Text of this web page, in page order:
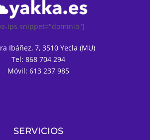
ips snippet="dominio"]
Ibáñez, 7, 3510 Yecla (MU)
Tel: 868 704 294
Móvil: 613 237 985
SERVICIOS